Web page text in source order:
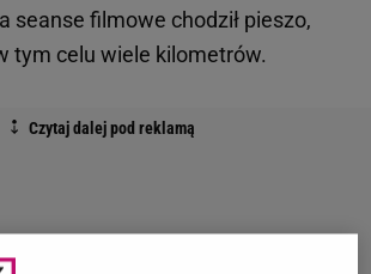
seanse filmowe chodził pieszo,
tym celu wiele kilometrów.